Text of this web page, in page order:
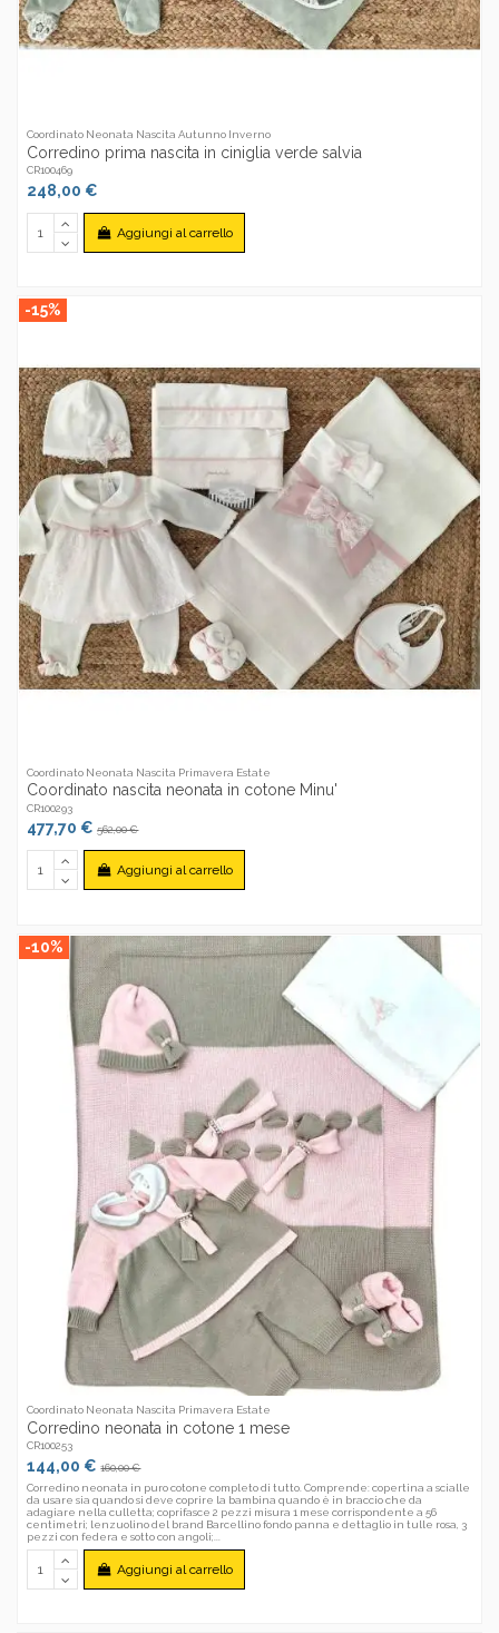
Coordinato Neonata Nascita Autunno Inverno
Corredino prima nascita in ciniglia verde salvia
CR100469
248,00 €
Aggiungi al carrello
-15%
Coordinato Neonata Nascita Primavera Estate
Coordinato nascita neonata in cotone Minu'
CR100293
477,70 €562,00 €
Aggiungi al carrello
-10%
Coordinato Neonata Nascita Primavera Estate
Corredino neonata in cotone 1 mese
CR100253
144,00 €160,00 €
Corredino neonata in puro cotone completo di tutto. Comprende: copertina a scialle
da usare sia quando si deve coprire la bambina quando è in braccio che da
adagiare nella culletta; coprifasce 2 pezzi misura 1 mese corrispondente a 56
centimetri; lenzuolino del brand Barcellino fondo panna e dettaglio in tulle rosa, 3
pezzi con federa e sotto con angoli;...
Aggiungi al carrello